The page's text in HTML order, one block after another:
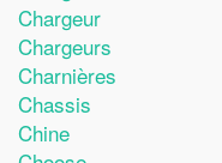
Chargeur
Chargeurs
Charnières
Chassis
Chine